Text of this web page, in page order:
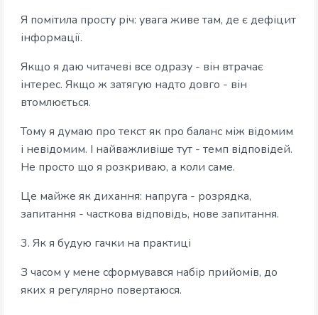
Я помітила просту річ: увага живе там, де є дефіцит
інформації.
Якщо я даю читачеві все одразу - він втрачає
інтерес. Якщо ж затягую надто довго - він
втомлюється.
Тому я думаю про текст як про баланс між відомим
і невідомим. І найважливіше тут - темп відповідей.
Не просто що я розкриваю, а коли саме.
Це майже як дихання: напруга - розрядка,
запитання - часткова відповідь, нове запитання.
3. Як я будую гачки на практиці
З часом у мене сформувався набір прийомів, до
яких я регулярно повертаюся.